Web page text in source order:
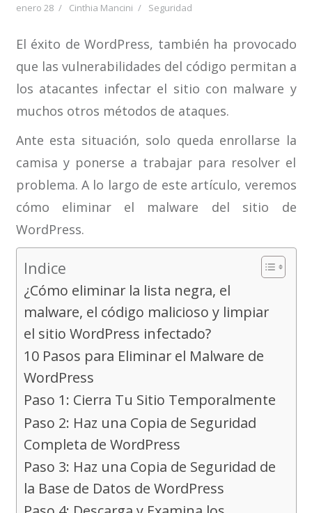
enero 28 Cinthia Mancini Seguridad
El éxito de WordPress, también ha provocado
que las vulnerabilidades del código permitan a
los atacantes infectar el sitio con malware y
muchos otros métodos de ataques.
Ante esta situación, solo queda enrollarse la
camisa y ponerse a trabajar para resolver el
problema. A lo largo de este artículo, veremos
cómo eliminar el malware del sitio de
WordPress.
Indice
¿Cómo eliminar la lista negra, el
malware, el código malicioso y limpiar
el sitio WordPress infectado?
10 Pasos para Eliminar el Malware de
WordPress
Paso 1: Cierra Tu Sitio Temporalmente
Paso 2: Haz una Copia de Seguridad
Completa de WordPress
Paso 3: Haz una Copia de Seguridad de
la Base de Datos de WordPress